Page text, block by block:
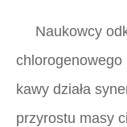
Naukowcy
chlorogenowego
kawy działa
przyrostu masy